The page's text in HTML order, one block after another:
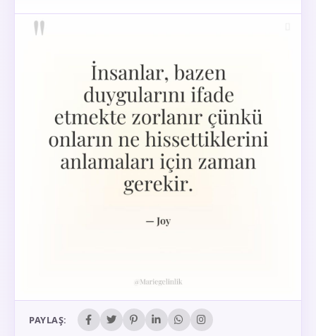
PAYLAŞ: